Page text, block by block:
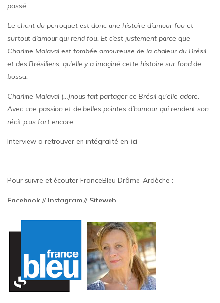
passé.
Le chant du perroquet est donc une histoire d’amour fou et
surtout d’amour qui rend fou. Et c’est justement parce que
Charline Malaval est tombée amoureuse de la chaleur du Brésil
et des Brésiliens, qu’elle y a imaginé cette histoire sur fond de
bossa.
Charline Malaval (…)nous fait partager ce Brésil qu’elle adore.
Avec une passion et de belles pointes d’humour qui rendent son
récit plus fort encore.
Interview a retrouver en intégralité en ici.
Pour suivre et écouter FranceBleu Drôme-Ardèche :
Facebook // Instagram // Siteweb